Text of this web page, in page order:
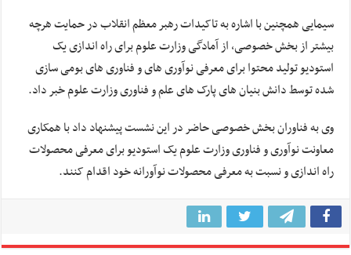
سیمایی همچنین با اشاره به تاکیدات رهبر معظم انقلاب در حمایت هرچه
بیشتر از بخش خصوصی، از آمادگی وزارت علوم برای راه اندازی یک
استودیو تولید محتوا برای معرفی نوآوری های و فناوری های بومی سازی
شده توسط دانش بنیان های پارک های علم و فناوری وزارت علوم خبر داد.
وی به فناوران بخش خصوصی حاضر در این نشست پیشنهاد داد با همکاری
معاونت نوآوری و فناوری وزارت علوم یک استودیو برای معرفی محصولات
راه اندازی و نسبت به معرفی محصولات نوآورانه خود اقدام کنند.